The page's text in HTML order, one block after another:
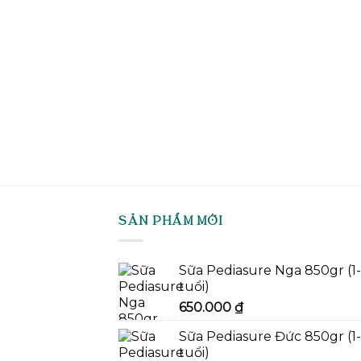
SẢN PHẨM MỚI
Sữa Pediasure Nga 850gr
tuổi)
650.000 ₫
Sữa Pediasure Đức 850gr (1-
tuổi)